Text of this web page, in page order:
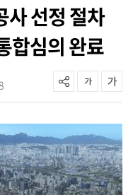
사 선정 절차
합심의 완료